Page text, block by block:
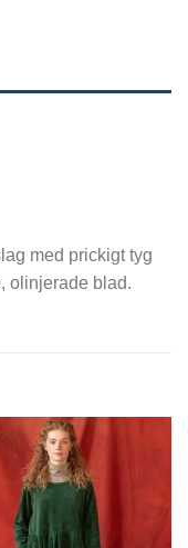
med prickigt tyg
olinjerade blad.